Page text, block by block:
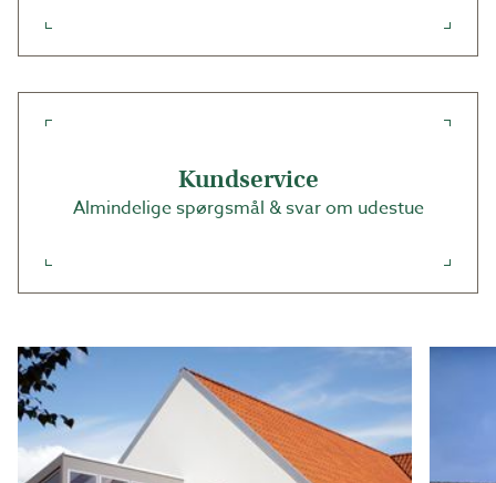
Alternativt leveres taget uforarbejdet, og du tilpasser
enkelt til, eller bruge så mange hele plader som muligt
og kun tilpasse i kanten.
Køb tilskåret termotag direkte i Udestueguiden, eller
kontakt en sælger for at få udarbejdet en præcis
Kundservice
Almindelige spørgsmål & svar om udestue